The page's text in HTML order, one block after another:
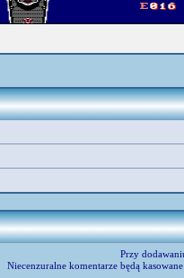
Przy
Niecenzuralne komentarze będą